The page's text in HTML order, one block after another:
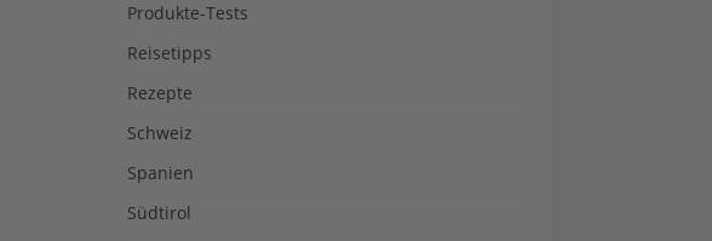
Produkte-Tests
Reisetipps
Rezepte
Schweiz
Spanien
Südtirol